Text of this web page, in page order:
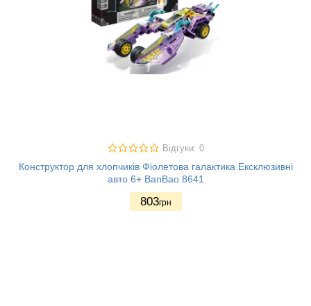
Відгуки: 0
Конструктор для хлопчиків Фіолетова галактика Ексклюзивні
авто 6+ BanBao 8641
803грн